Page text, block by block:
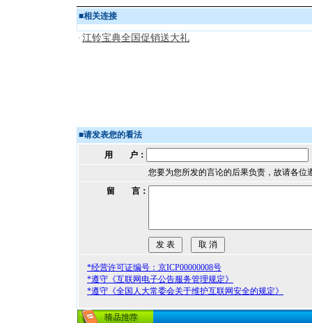
■相关连接
· 江铃宝典全国促销送大礼
■请发表您的看法
用 户：
您要为您所发的言论的后果负责，故请各位
留 言：
*经营许可证编号：京ICP00000008号
*遵守《互联网电子公告服务管理规定》
*遵守《全国人大常委会关于维护互联网安全的规定》